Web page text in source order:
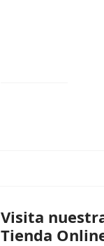
Visita
Tienda